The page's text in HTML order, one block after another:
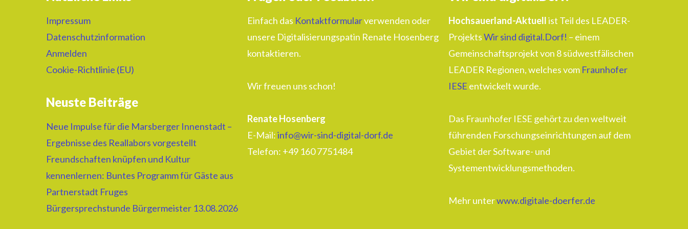
Impressum
Datenschutzinformation
Anmelden
Cookie-Richtlinie (EU)
Neuste Beiträge
Neue Impulse für die Marsberger Innenstadt –
Ergebnisse des Reallabors vorgestellt
Freundschaften knüpfen und Kultur
kennenlernen: Buntes Programm für Gäste aus
Partnerstadt Fruges
Bürgersprechstunde Bürgermeister 13.08.2026
Einfach das Kontaktformularverwenden oder
unsere Digitalisierungspatin Renate Hosenberg
kontaktieren.
Wir freuen uns schon!
Renate Hosenberg
E-Mail:info@wir-sind-digital-dorf.de
Telefon: ‭+49 160 7751484‬
Hochsauerland-Aktuellist Teil des LEADER-
ProjektsWir sind digital.Dorf! – einem
Gemeinschaftsprojekt von 8 südwestfälischen
LEADER Regionen, welches vom Fraunhofer
IESE entwickelt wurde.
Das Fraunhofer IESE gehört zu den weltweit
führenden Forschungseinrichtungen auf dem
Gebiet der Software- und
Systementwicklungsmethoden.
Mehr unterwww.digitale-doerfer.de